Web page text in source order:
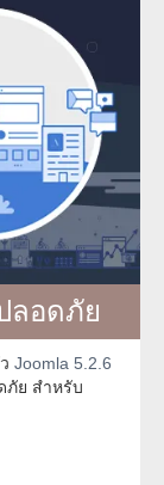
ลอดภัย
Joomla 5.2.6
ภัย สำหรับ